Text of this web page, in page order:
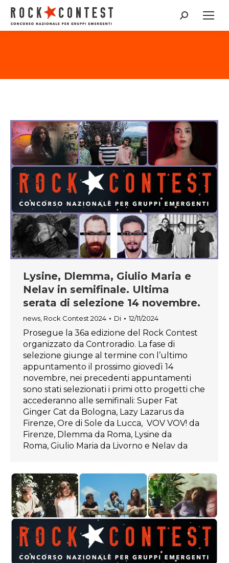
Cerca:
Lysine, Dlemma, Giulio Maria e
Nelav in semifinale. Ultima
serata di selezione 14 novembre.
news Rock Contest 2024 Di 12/11/2024
Prosegue la 36a edizione del Rock Contest
organizzato da Controradio. La fase di
selezione giunge al termine con l’ultimo
appuntamento il prossimo giovedì 14
novembre, nei precedenti appuntamenti
sono stati selezionati i primi otto progetti che
accederanno alle semifinali: Super Fat
Ginger Cat da Bologna, Lazy Lazarus da
Firenze, Ore di Sole da Lucca, VOV VOV! da
Firenze, Dlemma da Roma, Lysine da
Roma, Giulio Maria da Livorno e Nelav da